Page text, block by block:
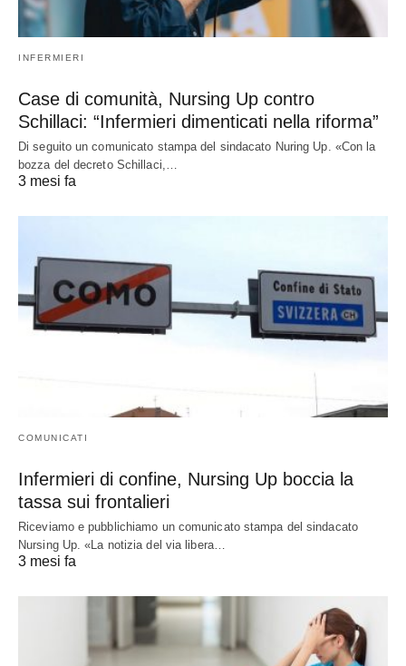
INFERMIERI
Case di comunità, Nursing Up contro
Schillaci: “Infermieri dimenticati nella riforma”
Di seguito un comunicato stampa del sindacato Nuring Up. «Con la
bozza del decreto Schillaci,…
3 mesi fa
COMUNICATI
Infermieri di confine, Nursing Up boccia la
tassa sui frontalieri
Riceviamo e pubblichiamo un comunicato stampa del sindacato
Nursing Up. «La notizia del via libera…
3 mesi fa